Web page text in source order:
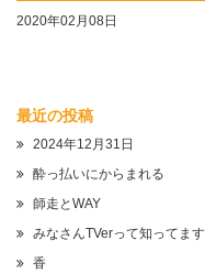
2020年02月08日
最近の投稿
2024年12月31日
酔っ払いにからまれる
師走とWAY
みなさんTVerって知ってます
香